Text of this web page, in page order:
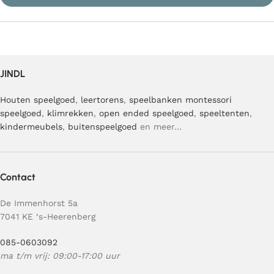
JINDL
Houten speelgoed, leertorens, speelbanken montessori
speelgoed, klimrekken, open ended speelgoed, speeltenten,
kindermeubels, buitenspeelgoed en meer…
Contact
De Immenhorst 5a
7041 KE ‘s-Heerenberg
085-0603092
ma t/m vrij: 09:00-17:00 uur